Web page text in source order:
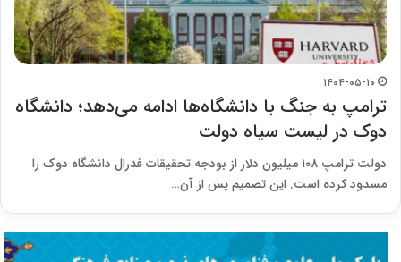
۱۴۰۴-۰۵-۱۰
ترامپ به جنگ با دانشگاه‌ها ادامه می‌دهد؛ دانشگاه
دوک در لیست سیاه دولت
دولت ترامپ ۱۰۸ میلیون دلار از بودجه تحقیقات فدرال دانشگاه دوک را
مسدود کرده است. این تصمیم پس از آن…